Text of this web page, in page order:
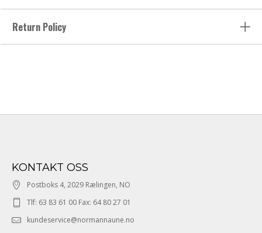
Return Policy
KONTAKT OSS
Postboks 4, 2029 Rælingen, NO
Tlf: 63 83 61 00 Fax: 64 80 27 01
kundeservice@normannaune.no